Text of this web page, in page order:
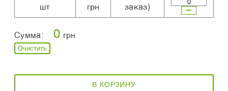
шт
грн
заказ)
Сумма: 0 грн
Очистить
В КОРЗИНУ